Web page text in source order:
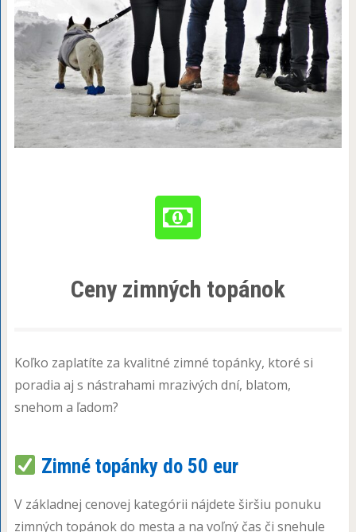
Ceny zimných topánok
Koľko zaplatíte za kvalitné zimné topánky, ktoré si
poradia aj s nástrahami mrazivých dní, blatom,
snehom a ľadom?
Zimné topánky do 50 eur
V základnej cenovej kategórii nájdete širšiu ponuku
zimných topánok do mesta a na voľný čas či snehule